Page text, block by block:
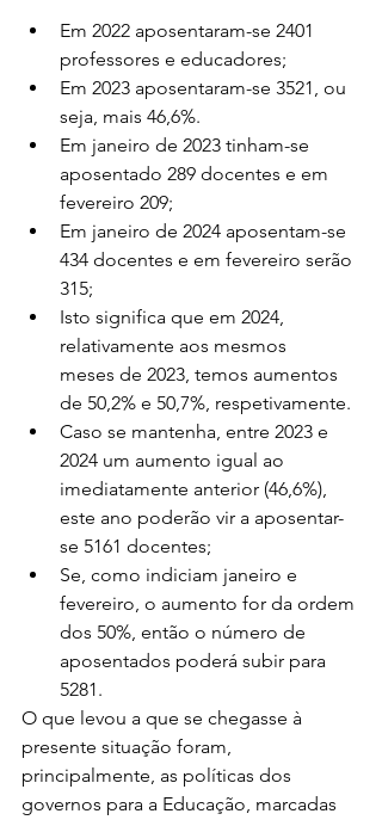
Em 2022 aposentaram-se 2401
professores e educadores;
Em 2023 aposentaram-se 3521, ou
seja, mais 46,6%.
Em janeiro de 2023 tinham-se
aposentado 289 docentes e em
fevereiro 209;
Em janeiro de 2024 aposentam-se
434 docentes e em fevereiro serão
315;
Isto significa que em 2024,
relativamente aos mesmos
meses de 2023, temos aumentos
de 50,2% e 50,7%, respetivamente.
Caso se mantenha, entre 2023 e
2024 um aumento igual ao
imediatamente anterior (46,6%),
este ano poderão vir a aposentar-
se 5161 docentes;
Se, como indiciam janeiro e
fevereiro, o aumento for da ordem
dos 50%, então o número de
aposentados poderá subir para
5281.
O que levou a que se chegasse à
presente situação foram,
principalmente, as políticas dos
governos para a Educação, marcadas